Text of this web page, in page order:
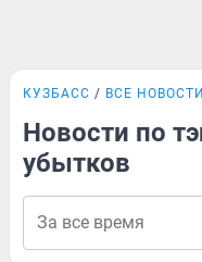
КУЗБАСС ВСЕ НОВОСТИ
Новости по
убытков